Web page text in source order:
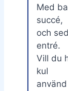
Med
succé,
och
entré.
Vill du
kul